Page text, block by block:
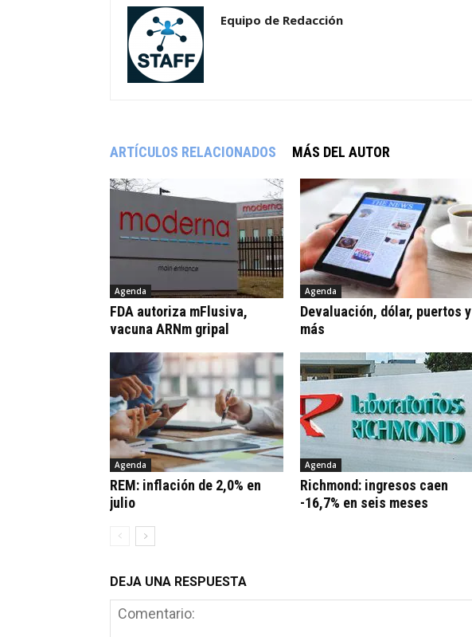
Equipo de Redacción
ARTÍCULOS RELACIONADOS MÁS DEL AUTOR
Agenda
FDA autoriza mFlusiva,
vacuna ARNm gripal
Agenda
Devaluación, dólar, puertos y
más
Agenda
REM: inflación de 2,0% en
julio
Agenda
Richmond: ingresos caen
-16,7% en seis meses
DEJA UNA RESPUESTA